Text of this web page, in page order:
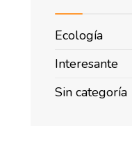
Ecología
Interesante
Sin categoría